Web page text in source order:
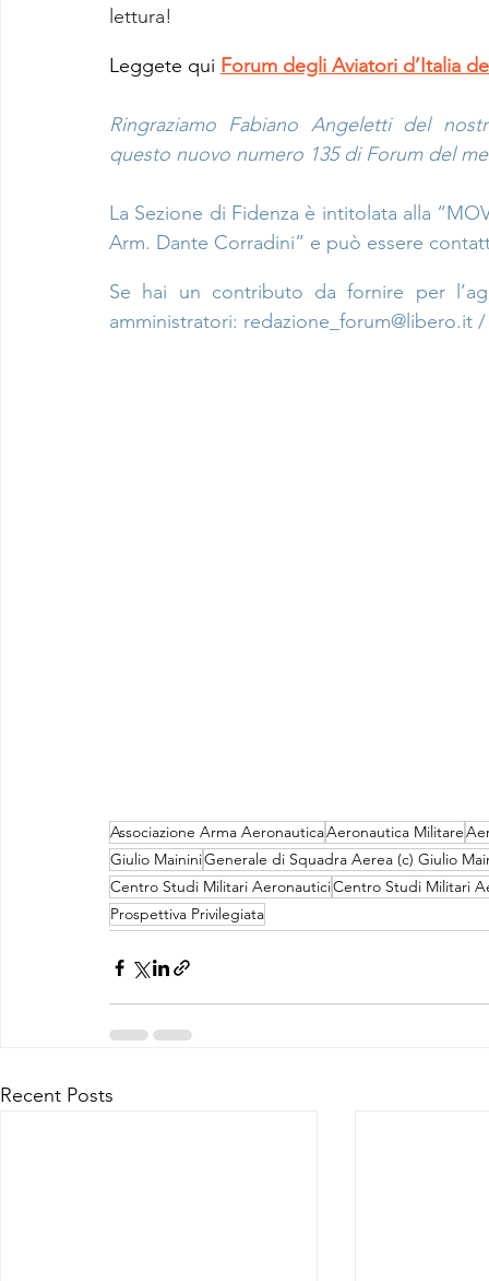
lettura!
Leggete qui Forum degli Aviatori d’Italia
Ringraziamo Fabiano Angeletti del
questo nuovo numero 135 di Forum del
La Sezione di Fidenza è intitolata alla
Arm. Dante Corradini” e può essere
Se hai un contributo da fornire per
amministratori: redazione_forum@libero.it
Associazione Arma AeronauticaAeronautica Militare
Giulio MaininiGenerale di Squadra Aerea (c) Giulio
Centro Studi Militari AeronauticiCentro Studi Militari
Prospettiva Privilegiata
Recent Posts